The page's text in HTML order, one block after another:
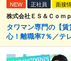
NEW 正社員 面接
株式会社ＥＳ＆Ｃｏｍ
タワマン専門の【
心！離職率7％／テ